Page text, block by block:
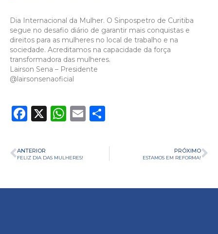
Dia Internacional da Mulher. O Sinpospetro de Curitiba
segue no desafio diário de garantir mais conquistas e
direitos para as mulheres no local de trabalho e na
sociedade. Acreditamos na capacidade da força
transformadora das mulheres.
Lairson Sena – Presidente
@lairsonsenaoficial
Facebook
X WhatsApp
Email
ANTERIOR
FELIZ DIA DAS MULHERES!
PRÓXIMO
ESTAMOS EM REFORMA!